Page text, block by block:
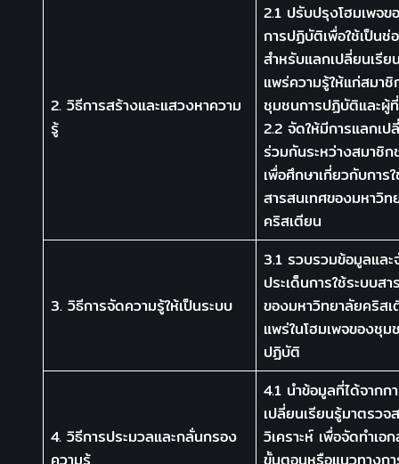
2. วิธีการสร้างและแสวงหาความ
รู้
2.1 ปรับปรุงโฮมเพจ
การปฏิบัติเพื่อใช้เป็นช่
สำหรับแลกเปลี่ยนเรีย
แพร่ความรู้ให้แก่สมา
ชุมชนการปฏิบัติและผู้
2.2 จัดให้มีการแลกเป
ร่วมกันระหว่างสมาชิ
เพื่อศึกษาเกี่ยวกับการ
สารสนเทศของมหาวิท
คริสเตียน
3. วิธีการจัดความรู้ให้เป็นระบบ
3.1 รวบรวมข้อมูลและ
ประเด็นการใช้ระบบส
ของมหาวิทยาลัยคริสเ
แพร่ในโฮมเพจของชุม
ปฏิบัติ
4. วิธีการประมวลและกลั่นกรอง
4.1 นำข้อมูลที่ได้จากก
เปลี่ยนเรียนรู้มาตรวจ
วิเคราะห์ เพื่อจัดทำเอ